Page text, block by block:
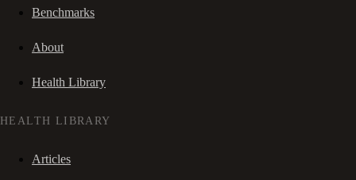
Benchmarks
About
Health Library
HEALTH LIBRARY
Articles